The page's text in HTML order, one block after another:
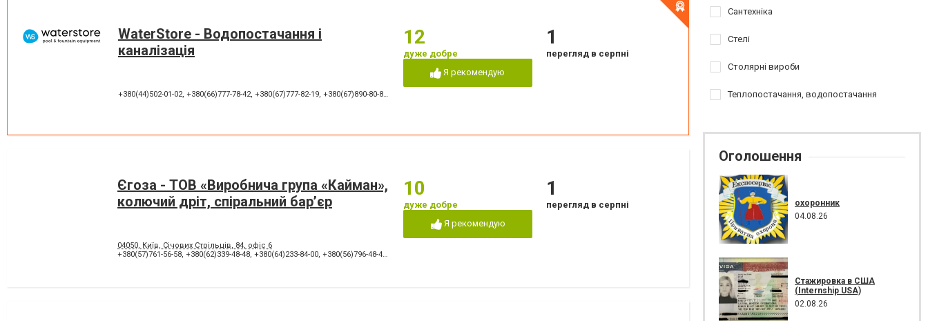
WaterStore - Водопостачання і
каналізація
+380(44)502-01-02, +380(66)777-78-42, +380(67)777-82-19, +380(67)890-80-80 ,
12
дуже добре
Я рекомендую
1
перегляд в серпні
Єгоза - ТОВ «Виробнича група «Кайман»,
колючий дріт, спіральний бар’єр
04050, Київ, Січових Стрільців, 84, офіс 6
+380(57)761-56-58, +380(62)339-48-48, +380(64)233-84-00, +380(56)796-48-48 ,
10
дуже добре
Я рекомендую
1
перегляд в серпні
Сантехніка
Стелі
Столярні вироби
Теплопостачання, водопостачання
Оголошення
охоронник
04.08.26
Стажировка в США
(Internship USA)
02.08.26